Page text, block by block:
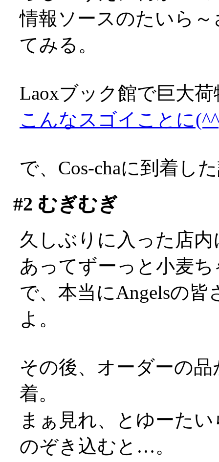
情報ソースのたいら
てみる。
Laoxブック館で巨大
こんなスゴイことに
で、Cos-chaに到着し
#2 むぎむぎ
久しぶりに入った店
あってずーっと小麦
で、本当にAngelsの皆
よ。
その後、オーダーの
着。
まぁ見れ、とゆーた
のぞき込むと…。